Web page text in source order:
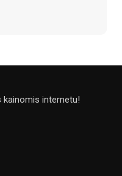
kainomis internetu!